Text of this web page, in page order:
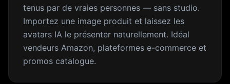
tenus par de vraies personnes — sans studio.
Importez une image produit et laissez les
avatars IA le présenter naturellement. Idéal
vendeurs Amazon, plateformes e-commerce et
promos catalogue.